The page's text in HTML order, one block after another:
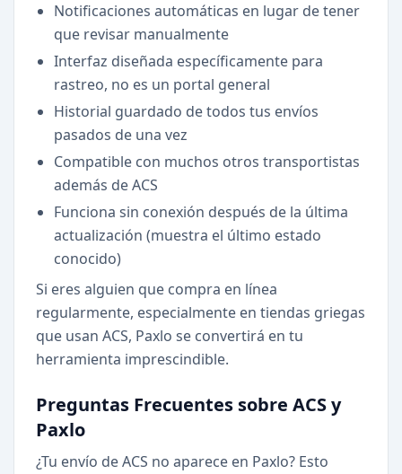
Notificaciones automáticas en lugar de tener
que revisar manualmente
Interfaz diseñada específicamente para
rastreo, no es un portal general
Historial guardado de todos tus envíos
pasados de una vez
Compatible con muchos otros transportistas
además de ACS
Funciona sin conexión después de la última
actualización (muestra el último estado
conocido)
Si eres alguien que compra en línea
regularmente, especialmente en tiendas griegas
que usan ACS, Paxlo se convertirá en tu
herramienta imprescindible.
Preguntas Frecuentes sobre ACS y
Paxlo
¿Tu envío de ACS no aparece en Paxlo? Esto